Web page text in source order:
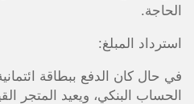
الحاجة.
استرداد المبلغ:
في حال كان الدفع ببطاقة
الحساب البنكي، ويعيد المتجر